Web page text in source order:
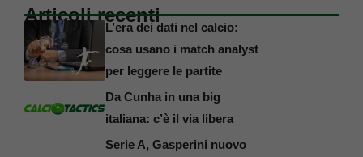
Articoli recenti
L’era dei dati nel calcio:
cosa usano i match analyst
per leggere le partite
Da Cunha in una big
italiana: c’è il via libera
Serie A, Gasperini nuovo